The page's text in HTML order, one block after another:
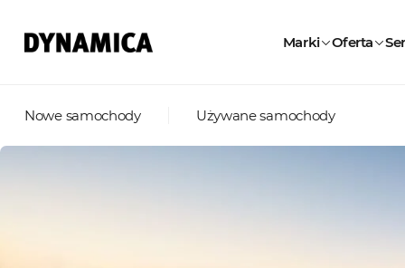
Marki Oferta
Nowe samochody Używane samochody